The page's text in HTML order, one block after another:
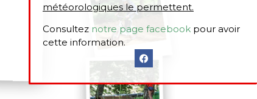
météorologiques le permettent.
Consultez notre page facebook pour avoir
cette information.